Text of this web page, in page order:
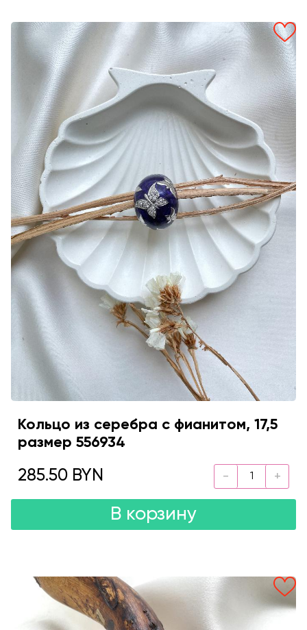
Кольцо из серебра с фианитом, 17,5
размер 556934
285.50 BYN
В корзину